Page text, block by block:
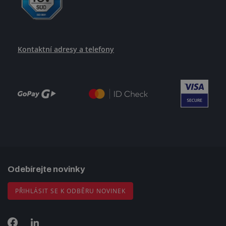
Kontaktní adresy a telefony
Odebírejte novinky
PŘIHLÁSIT SE K ODBĚRU NOVINEK